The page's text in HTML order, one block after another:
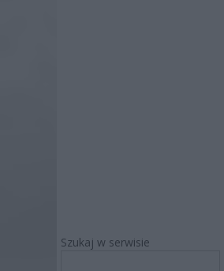
Szukaj w serwisie